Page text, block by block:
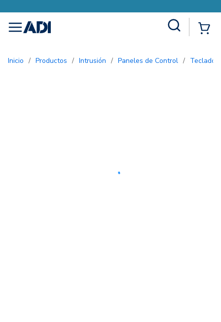
menu
Inicio / Productos / Intrusión / Paneles de Control /